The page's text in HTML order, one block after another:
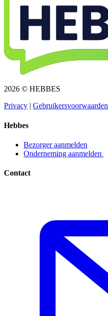
2026 © HEBBES
Privacy​​​​‌ ‍ ​‍​‍‌‍ ‌ ​‍‌‍‍‌‌‍‌ ‌‍‍‌‌‍ ‍​‍​‍​ ‍‍​‍​‍‌ ​ ‌‍​‌‌‍ ‍‌‍‍‌‌ ‌​‌ ‍‌​‍ ‍‌‍‍‌‌‍ ​‍​‍​‍ ​​‍​‍‌‍‍​‌ ​‍‌‍‌‌‌‍‌‍​‍​‍​ ‍‍​‍​‍‌‍‍​‌ ‌​‌ ‌​‌ ​​​ ‍‍​‍ ​‍ ‌‍ ​‌‍ ‌‍​ ‌‍​‌‌‍ ​‌‍‍​‌‍ ‌ ​ ‌ ‌​​ ‍‍​ ​ ​ ​ ​ ​ ​ ​ ​‍ ‌‍‍‌‌‍ ‍‌ ‌​‌‍‌‌‌‍ ‍‌ ‌​​‍ ‌‍‌‌‌‍‌​‌‍‍‌‌ ‌​​‍ ‌‍ ‌‌‍ ‌‍‌​‌‍‌‌​ ‌‌ ​​‌ ​‍‌‍‌‌‌ ​ ‌‍‌‌‌‍ ‍‌ ‌​‌‍​‌‌ ‌​‌‍‍‌‌‍ ‌‍ ‍​ ‍ ‌‍‍‌‌‍‌​​ ‌‌‍‌ ‌‍ ​‌‍ ‌‍​‍‌‍​‌‌‍ ​​ ‍ ‌ ‌​‌ ‍‌‌ ​​‌‍‌‌​ ‌‌‍‌ ‌‍ ​‌‍ ‌‍​‍‌‍​‌‌‍ ​​ ‍ ‌ ​​‌‍​‌‌ ‌​‌‍‍​​ ‌‌‍‌‍‌‍ ‌‍ ‌ ‌​‌‍‌‌‌ ​‍​‍ ‍‌‍ ​‌‍‌‌‌‍‌ ‌‍​‌‌‍ ​​‍‌‌​ ‌‌‌​​‍‌‌ ‌‍‍ ‌‍‌‌‌ ‍‌​‍‌‌​ ​ ‌​‌​​‍‌‌​ ​ ‌​‌​​‍‌‌​ ​‍​ ​‍​ ​‌​ ‍​‌‍‌‌​ ‌‍‌‍‌​‌‍‌‌‌‍‌‌​ ‌‍​ ​ ​ ‍‌​ ‌‌​ ‌​​‍‌‌​ ​‍​ ​‍​‍‌‌​ ‌‌‌​‌​​‍ ‍‌‍ ​‌‍​‌‌‍​‍‌‍‌‌‌‍ ​​ ‌‍​‍‌‍​‌‌ ​ ‌‍‌‌‌‌‌‌‌ ​‍‌‍ ​​ ‌‌‍‍​‌ ‌​‌ ‌​‌ ​​​‍‌‌​ ​ ‌​​‌​‍‌‌​ ​‍‌​‌‍​‍‌‌​ ​‍‌​‌‍‌‍ ​‌‍ ‌‍​ ‌‍​‌‌‍ ​‌‍‍​‌‍ ‌ ​ ‌ ‌​​‍‌‌​ ​ ‌​​‌​ ​ ​ ​ ​ ​ ​ ​ ​‍‌‍‌‍‍‌‌‍‌​​ ‌‌‍‌ ‌‍ ​‌‍ ‌‍​‍‌‍​‌‌‍ ​​‍‌‍‌ ‌​‌ ‍‌‌ ​​‌‍‌‌​ ‌‌‍‌ ‌‍ ​‌‍ ‌‍​‍‌‍​‌‌‍ ​​‍‌‍‌ ​​‌‍​‌‌ ‌​‌‍‍​​ ‌‌‍‌‍‌‍ ‌‍ ‌ ‌​‌‍‌‌‌ ​‍​‍ ‍‌‍ ​‌‍‌‌‌‍‌ ‌‍​‌‌‍ ​​‍‌‌​ ‌‌‌​​‍‌‌ ‌‍‍ ‌‍‌‌‌ ‍‌​‍‌‌​ ​ ‌​‌​​‍‌‌​ ​ ‌​‌​​‍‌‌​ ​‍​ ​‍​ ​‌​ ‍​‌‍‌‌​ ‌‍‌‍‌​‌‍‌‌‌‍‌‌​ ‌‍​ ​ ​ ‍‌​ ‌‌​ ‌​​‍‌‌​ ​‍​ ​‍​‍‌‌​ ‌‌‌​‌​​‍ ‍‌‍ ​‌‍​‌‌‍​‍‌‍‌‌‌‍ ​​‍‌‍‌ ​​‌‍‌‌‌ ​‍‌ ​ ‌ ​​‌‍‌‌‌‍​ ‌ ‌​‌‍‍‌‌ ‌‍‌‍‌‌​ ‌‌ ​​‌ ‌‌‌‍​‍‌‍ ​‌‍‍‌‌ ​ ‌‍‍​‌‍‌‌‌‍‌​​‍​‍‌ ‌ | Gebruikersvoorwaarden​​​​‌ ‍ ​‍​‍‌‍ ‌ ​‍‌‍‍‌‌‍‌ ‌‍‍‌‌‍ ‍​‍​‍​ ‍‍​‍​‍‌ ​ ‌‍​‌‌‍ ‍‌‍‍‌‌ ‌​‌ ‍‌​‍ ‍‌‍‍‌‌‍ ​‍​‍​‍ ​​‍​‍‌‍‍​‌ ​‍‌‍‌‌‌‍‌‍​‍​‍​ ‍‍​‍​‍‌‍‍​‌ ‌​‌ ‌​‌ ​​​ ‍‍​‍ ​‍ ‌‍ ​‌‍ ‌‍​ ‌‍​‌‌‍ ​‌‍‍​‌‍ ‌ ​ ‌ ‌​​ ‍‍​ ​ ​ ​ ​ ​ ​ ​ ​‍ ‌‍‍‌‌‍ ‍‌ ‌​‌‍‌‌‌‍ ‍‌ ‌​​‍ ‌‍‌‌‌‍‌​‌‍‍‌‌ ‌​​‍ ‌‍ ‌‌‍ ‌‍‌​‌‍‌‌​ ‌‌ ​​‌ ​‍‌‍‌‌‌ ​ ‌‍‌‌‌‍ ‍‌ ‌​‌‍​‌‌ ‌​‌‍‍‌‌‍ ‌‍ ‍​ ‍ ‌‍‍‌‌‍‌​​ ‌‌‍‌ ‌‍ ​‌‍ ‌‍​‍‌‍​‌‌‍ ​​ ‍ ‌ ‌​‌ ‍‌‌ ​​‌‍‌‌​ ‌‌‍‌ ‌‍ ​‌‍ ‌‍​‍‌‍​‌‌‍ ​​ ‍ ‌ ​​‌‍​‌‌ ‌​‌‍‍​​ ‌‌‍‌‍‌‍ ‌‍ ‌ ‌​‌‍‌‌‌ ​‍​‍ ‍‌‍ ​‌‍‌‌‌‍‌ ‌‍​‌‌‍ ​​‍‌‌​ ‌‌‌​​‍‌‌ ‌‍‍ ‌‍‌‌‌ ‍‌​‍‌‌​ ​ ‌​‌​​‍‌‌​ ​ ‌​‌​​‍‌‌​ ​‍​ ​‍​ ​​‌‍​ ‌‍‌‍​ ‌‍​ ‌​‌‍‌​​ ​ ‌‍‌‌​ ​ ​ ​‌​ ‍‌​ ​‍​‍‌‌​ ​‍​ ​‍​‍‌‌​ ‌‌‌​‌​​‍ ‍‌‍ ​‌‍​‌‌‍​‍‌‍‌‌‌‍ ​​ ‌‍​‍‌‍​‌‌ ​ ‌‍‌‌‌‌‌‌‌ ​‍‌‍ ​​ ‌‌‍‍​‌ ‌​‌ ‌​‌ ​​​‍‌‌​ ​ ‌​​‌​‍‌‌​ ​‍‌​‌‍​‍‌‌​ ​‍‌​‌‍‌‍ ​‌‍ ‌‍​ ‌‍​‌‌‍ ​‌‍‍​‌‍ ‌ ​ ‌ ‌​​‍‌‌​ ​ ‌​​‌​ ​ ​ ​ ​ ​ ​ ​ ​‍‌‍‌‍‍‌‌‍‌​​ ‌‌‍‌ ‌‍ ​‌‍ ‌‍​‍‌‍​‌‌‍ ​​‍‌‍‌ ‌​‌ ‍‌‌ ​​‌‍‌‌​ ‌‌‍‌ ‌‍ ​‌‍ ‌‍​‍‌‍​‌‌‍ ​​‍‌‍‌ ​​‌‍​‌‌ ‌​‌‍‍​​ ‌‌‍‌‍‌‍ ‌‍ ‌ ‌​‌‍‌‌‌ ​‍​‍ ‍‌‍ ​‌‍‌‌‌‍‌ ‌‍​‌‌‍ ​​‍‌‌​ ‌‌‌​​‍‌‌ ‌‍‍ ‌‍‌‌‌ ‍‌​‍‌‌​ ​ ‌​‌​​‍‌‌​ ​ ‌​‌​​‍‌‌​ ​‍​ ​‍​ ​​‌‍​ ‌‍‌‍​ ‌‍​ ‌​‌‍‌​​ ​ ‌‍‌‌​ ​ ​ ​‌​ ‍‌​ ​‍​‍‌‌​ ​‍​ ​‍​‍‌‌​ ‌‌‌​‌​​‍ ‍‌‍ ​‌‍​‌‌‍​‍‌‍‌‌‌‍ ​​‍‌‍‌ ​​‌‍‌‌‌ ​‍‌ ​ ‌ ​​‌‍‌‌‌‍​ ‌ ‌​‌‍‍‌‌ ‌‍‌‍‌‌​ ‌‌ ​​‌ ‌‌‌‍​‍‌‍ ​‌‍‍‌‌ ​ ‌‍‍​‌‍‌‌‌‍‌​​‍​‍‌ ‌
Hebbes
Bezorger aanmelden​​​​‌ ‍ ​‍​‍‌‍ ‌ ​‍‌‍‍‌‌‍‌ ‌‍‍‌‌‍ ‍​‍​‍​ ‍‍​‍​‍‌ ​ ‌‍​‌‌‍ ‍‌‍‍‌‌ ‌​‌ ‍‌​‍ ‍‌‍‍‌‌‍ ​‍​‍​‍ ​​‍​‍‌‍‍​‌ ​‍‌‍‌‌‌‍‌‍​‍​‍​ ‍‍​‍​‍‌‍‍​‌ ‌​‌ ‌​‌ ​​​ ‍‍​‍ ​‍ ‌‍ ​‌‍ ‌‍​ ‌‍​‌‌‍ ​‌‍‍​‌‍ ‌ ​ ‌ ‌​​ ‍‍​ ​ ​ ​ ​ ​ ​ ​ ​‍ ‌‍‍‌‌‍ ‍‌ ‌​‌‍‌‌‌‍ ‍‌ ‌​​‍ ‌‍‌‌‌‍‌​‌‍‍‌‌ ‌​​‍ ‌‍ ‌‌‍ ‌‍‌​‌‍‌‌​ ‌‌ ​​‌ ​‍‌‍‌‌‌ ​ ‌‍‌‌‌‍ ‍‌ ‌​‌‍​‌‌ ‌​‌‍‍‌‌‍ ‌‍ ‍​ ‍ ‌‍‍‌‌‍‌​​ ‌‌‍‌ ‌‍ ​‌‍ ‌‍​‍‌‍​‌‌‍ ​​ ‍ ‌ ‌​‌ ‍‌‌ ​​‌‍‌‌​ ‌‌‍‌ ‌‍ ​‌‍ ‌‍​‍‌‍​‌‌‍ ​​ ‍ ‌ ​​‌‍​‌‌ ‌​‌‍‍​​ ‌‌‍‌‍‌‍ ‌‍ ‌ ‌​‌‍‌‌‌ ​‍​‍ ‍‌ ​​‌‍​‌‌‍‌ ‌‍‌‌‌ ​ ​‍‌‌​ ‌‌‌​​‍‌‌ ‌‍‍ ‌‍‌‌‌ ‍‌​‍‌‌​ ​ ‌​‌​​‍‌‌​ ​ ‌​‌​​‍‌‌​ ​‍​ ​‍​ ‌ ​ ​‌‌‍​‍‌‍​ ​ ‌‌​ ‌ ​ ​‌​ ​‍​ ‌​​ ​​‌‍‌‌​ ‍‌​‍‌‌​ ​‍​ ​‍​‍‌‌​ ‌‌‌​‌​​‍ ‍‌‍ ​‌‍​‌‌‍​‍‌‍‌‌‌‍ ​​ ‌‍​‍‌‍​‌‌ ​ ‌‍‌‌‌‌‌‌‌ ​‍‌‍ ​​ ‌‌‍‍​‌ ‌​‌ ‌​‌ ​​​‍‌‌​ ​ ‌​​‌​‍‌‌​ ​‍‌​‌‍​‍‌‌​ ​‍‌​‌‍‌‍ ​‌‍ ‌‍​ ‌‍​‌‌‍ ​‌‍‍​‌‍ ‌ ​ ‌ ‌​​‍‌‌​ ​ ‌​​‌​ ​ ​ ​ ​ ​ ​ ​ ​‍‌‍‌‍‍‌‌‍‌​​ ‌‌‍‌ ‌‍ ​‌‍ ‌‍​‍‌‍​‌‌‍ ​​‍‌‍‌ ‌​‌ ‍‌‌ ​​‌‍‌‌​ ‌‌‍‌ ‌‍ ​‌‍ ‌‍​‍‌‍​‌‌‍ ​​‍‌‍‌ ​​‌‍​‌‌ ‌​‌‍‍​​ ‌‌‍‌‍‌‍ ‌‍ ‌ ‌​‌‍‌‌‌ ​‍​‍ ‍‌ ​​‌‍​‌‌‍‌ ‌‍‌‌‌ ​ ​‍‌‌​ ‌‌‌​​‍‌‌ ‌‍‍ ‌‍‌‌‌ ‍‌​‍‌‌​ ​ ‌​‌​​‍‌‌​ ​ ‌​‌​​‍‌‌​ ​‍​ ​‍​ ‌ ​ ​‌‌‍​‍‌‍​ ​ ‌‌​ ‌ ​ ​‌​ ​‍​ ‌​​ ​​‌‍‌‌​ ‍‌​‍‌‌​ ​‍​ ​‍​‍‌‌​ ‌‌‌​‌​​‍ ‍‌‍ ​‌‍​‌‌‍​‍‌‍‌‌‌‍ ​​‍‌‍‌ ​​‌‍‌‌‌ ​‍‌ ​ ‌ ​​‌‍‌‌‌‍​ ‌ ‌​‌‍‍‌‌ ‌‍‌‍‌‌​ ‌‌ ​​‌ ‌‌‌‍​‍‌‍ ​‌‍‍‌‌ ​ ‌‍‍​‌‍‌‌‌‍‌​​‍​‍‌ ‌
Onderneming aanmelden ​​​​‌ ‍ ​‍​‍‌‍ ‌ ​‍‌‍‍‌‌‍‌ ‌‍‍‌‌‍ ‍​‍​‍​ ‍‍​‍​‍‌ ​ ‌‍​‌‌‍ ‍‌‍‍‌‌ ‌​‌ ‍‌​‍ ‍‌‍‍‌‌‍ ​‍​‍​‍ ​​‍​‍‌‍‍​‌ ​‍‌‍‌‌‌‍‌‍​‍​‍​ ‍‍​‍​‍‌‍‍​‌ ‌​‌ ‌​‌ ​​​ ‍‍​‍ ​‍ ‌‍ ​‌‍ ‌‍​ ‌‍​‌‌‍ ​‌‍‍​‌‍ ‌ ​ ‌ ‌​​ ‍‍​ ​ ​ ​ ​ ​ ​ ​ ​‍ ‌‍‍‌‌‍ ‍‌ ‌​‌‍‌‌‌‍ ‍‌ ‌​​‍ ‌‍‌‌‌‍‌​‌‍‍‌‌ ‌​​‍ ‌‍ ‌‌‍ ‌‍‌​‌‍‌‌​ ‌‌ ​​‌ ​‍‌‍‌‌‌ ​ ‌‍‌‌‌‍ ‍‌ ‌​‌‍​‌‌ ‌​‌‍‍‌‌‍ ‌‍ ‍​ ‍ ‌‍‍‌‌‍‌​​ ‌‌‍‌ ‌‍ ​‌‍ ‌‍​‍‌‍​‌‌‍ ​​ ‍ ‌ ‌​‌ ‍‌‌ ​​‌‍‌‌​ ‌‌‍‌ ‌‍ ​‌‍ ‌‍​‍‌‍​‌‌‍ ​​ ‍ ‌ ​​‌‍​‌‌ ‌​‌‍‍​​ ‌‌‍‌‍‌‍ ‌‍ ‌ ‌​‌‍‌‌‌ ​‍​‍ ‍‌ ​​‌‍​‌‌‍‌ ‌‍‌‌‌ ​ ​‍‌‌​ ‌‌‌​​‍‌‌ ‌‍‍ ‌‍‌‌‌ ‍‌​‍‌‌​ ​ ‌​‌​​‍‌‌​ ​ ‌​‌​​‍‌‌​ ​‍​ ​‍​ ‌ ​ ‌ ​ ‍‌​ ​ ​ ​‌‌‍​ ‌‍​‌​ ‌‍​ ​‌‌‍​‍​ ‌‍‌‍​ ​‍‌‌​ ​‍​ ​‍​‍‌‌​ ‌‌‌​‌​​‍ ‍‌‍ ​‌‍​‌‌‍​‍‌‍‌‌‌‍ ​​ ‌‍​‍‌‍​‌‌ ​ ‌‍‌‌‌‌‌‌‌ ​‍‌‍ ​​ ‌‌‍‍​‌ ‌​‌ ‌​‌ ​​​‍‌‌​ ​ ‌​​‌​‍‌‌​ ​‍‌​‌‍​‍‌‌​ ​‍‌​‌‍‌‍ ​‌‍ ‌‍​ ‌‍​‌‌‍ ​‌‍‍​‌‍ ‌ ​ ‌ ‌​​‍‌‌​ ​ ‌​​‌​ ​ ​ ​ ​ ​ ​ ​ ​‍‌‍‌‍‍‌‌‍‌​​ ‌‌‍‌ ‌‍ ​‌‍ ‌‍​‍‌‍​‌‌‍ ​​‍‌‍‌ ‌​‌ ‍‌‌ ​​‌‍‌‌​ ‌‌‍‌ ‌‍ ​‌‍ ‌‍​‍‌‍​‌‌‍ ​​‍‌‍‌ ​​‌‍​‌‌ ‌​‌‍‍​​ ‌‌‍‌‍‌‍ ‌‍ ‌ ‌​‌‍‌‌‌ ​‍​‍ ‍‌ ​​‌‍​‌‌‍‌ ‌‍‌‌‌ ​ ​‍‌‌​ ‌‌‌​​‍‌‌ ‌‍‍ ‌‍‌‌‌ ‍‌​‍‌‌​ ​ ‌​‌​​‍‌‌​ ​ ‌​‌​​‍‌‌​ ​‍​ ​‍​ ‌ ​ ‌ ​ ‍‌​ ​ ​ ​‌‌‍​ ‌‍​‌​ ‌‍​ ​‌‌‍​‍​ ‌‍‌‍​ ​‍‌‌​ ​‍​ ​‍​‍‌‌​ ‌‌‌​‌​​‍ ‍‌‍ ​‌‍​‌‌‍​‍‌‍‌‌‌‍ ​​‍‌‍‌ ​​‌‍‌‌‌ ​‍‌ ​ ‌ ​​‌‍‌‌‌‍​ ‌ ‌​‌‍‍‌‌ ‌‍‌‍‌‌​ ‌‌ ​​‌ ‌‌‌‍​‍‌‍ ​‌‍‍‌‌ ​ ‌‍‍​‌‍‌‌‌‍‌​​‍​‍‌ ‌
Contact